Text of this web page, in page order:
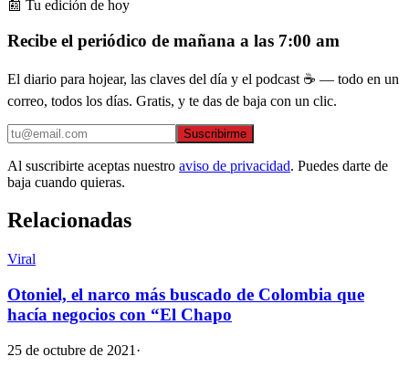
📰 Tu edición de hoy
Recibe el periódico de mañana a las 7:00 am
El diario para hojear, las claves del día y el podcast ☕ — todo en un
correo, todos los días. Gratis, y te das de baja con un clic.
Suscribirme
Al suscribirte aceptas nuestro aviso de privacidad. Puedes darte de
baja cuando quieras.
Relacionadas
Viral
Otoniel, el narco más buscado de Colombia que
hacía negocios con “El Chapo
25 de octubre de 2021 ·